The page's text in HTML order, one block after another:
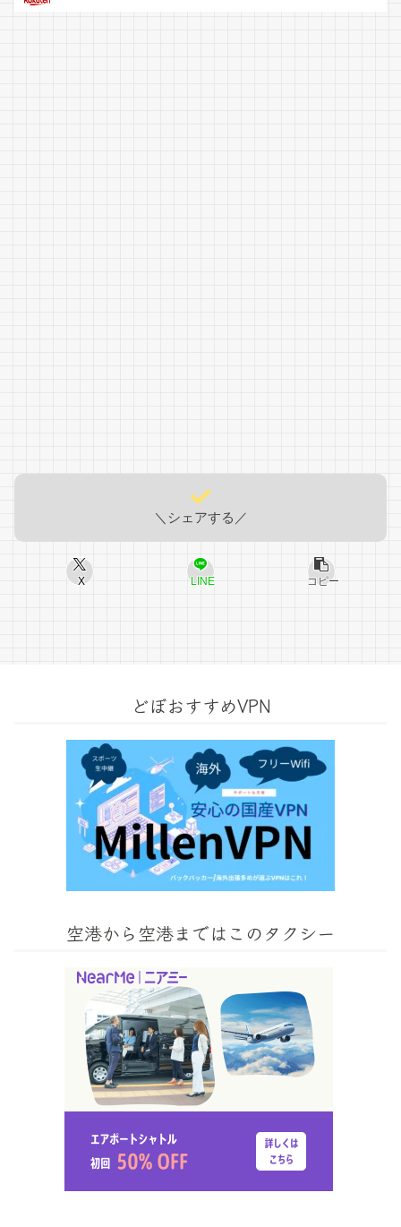
＼シェアする／
X LINE コピー
どぼおすすめVPN
空港から空港まではこのタクシー